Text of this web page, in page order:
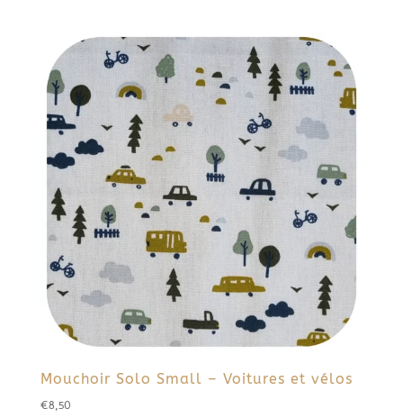
Mouchoir Solo Small – Voitures et vélos
€8,50